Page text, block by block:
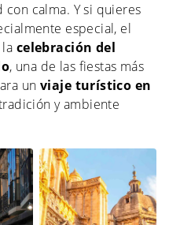
calma. Y si quieres
especial, el
celebración del
, una de las fiestas más
unviaje turístico en
y ambiente